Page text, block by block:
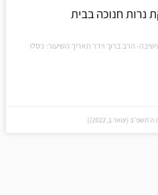
נרות חנוכה בבית
הרב ברוך וידר תאריך השיעור: כסלו
(ינואר 1, 2022))